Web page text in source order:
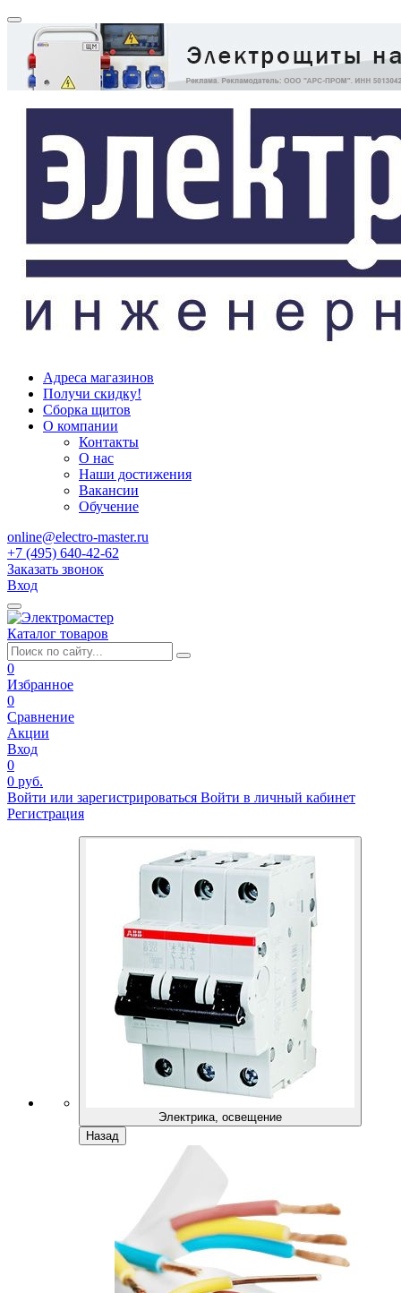
Адреса магазинов
Получи скидку!
Сборка щитов
О компании
Контакты
О нас
Наши достижения
Вакансии
Обучение
online@electro-master.ru
+7 (495) 640-42-62
Заказать звонок
Вход
Каталог товаров
0
Избранное
0
Сравнение
Акции
Вход
0
0 руб.
Войти или зарегистрироваться Войти в личный кабинет
Регистрация
Электрика, освещение
Назад